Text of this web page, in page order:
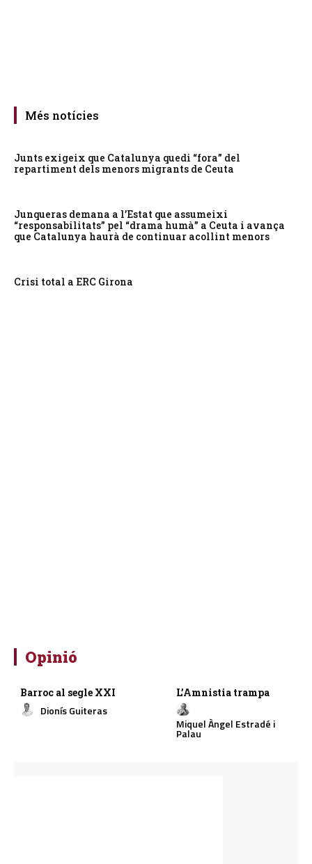
Més notícies
Junts exigeix que Catalunya quedi “fora” del
repartiment dels menors migrants de Ceuta
Junqueras demana a l’Estat que assumeixi
“responsabilitats” pel “drama humà” a Ceuta i avança
que Catalunya haurà de continuar acollint menors
Crisi total a ERC Girona
Opinió
Barroc al segle XXI
Dionís Guiteras
L’Amnistia trampa
Miquel Àngel Estradé i
Palau